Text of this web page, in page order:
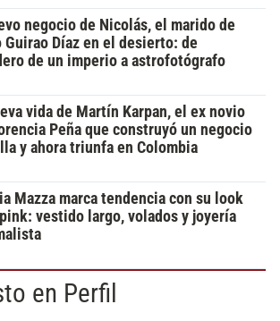
negocio de Nicolás, el marido de
Guirao Díaz en el desierto: de
de un imperio a astrofotógrafo
vida de Martín Karpan, el ex novio
Peña que construyó un negocio
y ahora triunfa en Colombia
Mazza marca tendencia con su look
vestido largo, volados y joyería
en Perfil